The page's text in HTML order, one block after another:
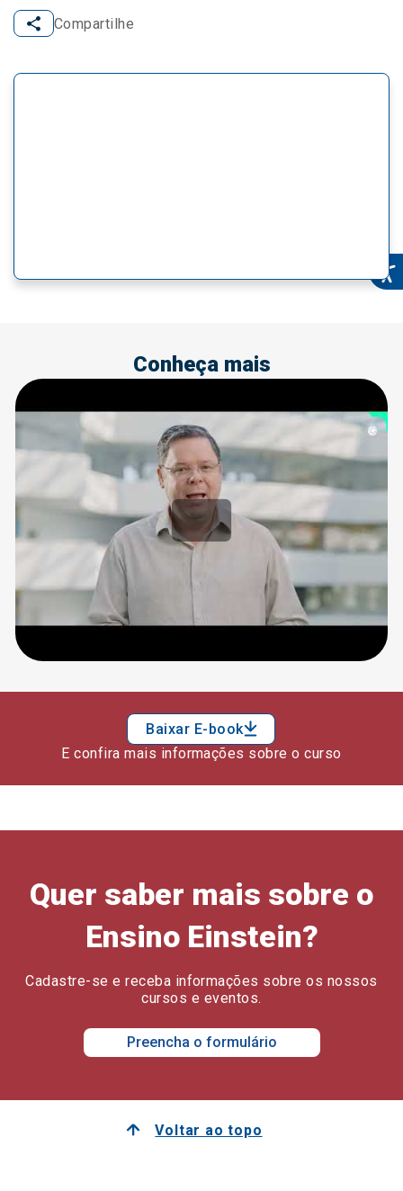
Compartilhe
Conheça mais
E confira mais informações sobre o curso
Baixar E-book
Quer saber mais sobre o
Ensino Einstein?
Cadastre-se e receba informações sobre os nossos
cursos e eventos.
Preencha o formulário
Voltar ao topo